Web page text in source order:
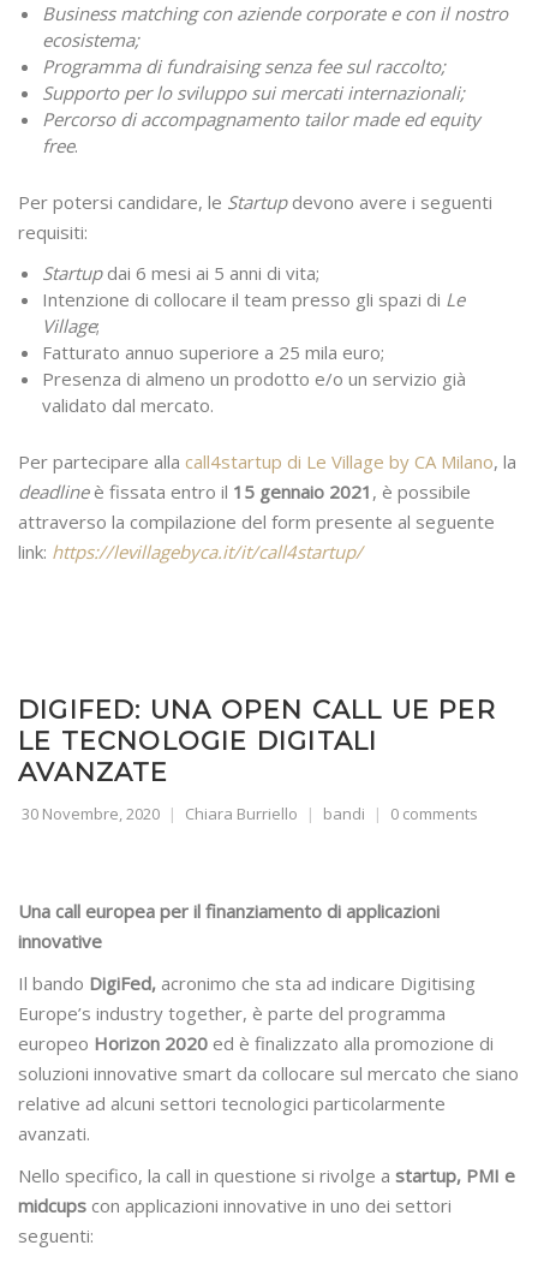
Business matching con aziende corporate e con il nostro
ecosistema;
Programma di fundraising senza fee sul raccolto;
Supporto per lo sviluppo sui mercati internazionali;
Percorso di accompagnamento tailor made ed equity
free.
Per potersi candidare, le Startupdevono avere i seguenti
requisiti:
Startupdai 6 mesi ai 5 anni di vita;
Intenzione di collocare il team presso gli spazi di Le
Village;
Fatturato annuo superiore a 25 mila euro;
Presenza di almeno un prodotto e/o un servizio già
validato dal mercato.
Per partecipare alla call4startup di Le Village by CA Milano, la
deadlineè fissata entro il 15 gennaio 2021 , è possibile
attraverso la compilazione del form presente al seguente
link: https://levillagebyca.it/it/call4startup/
DIGIFED: UNA OPEN CALL UE PER
LE TECNOLOGIE DIGITALI
AVANZATE
30 Novembre, 2020 Chiara Burriello bandi 0 comments
Una call europea per il finanziamento di applicazioni
innovative
Il bando DigiFed, acronimo che sta ad indicare Digitising
Europe’s industry together, è parte del programma
europeo Horizon 2020 ed è finalizzato alla promozione di
soluzioni innovative smart da collocare sul mercato che siano
relative ad alcuni settori tecnologici particolarmente
avanzati.
Nello specifico, la call in questione si rivolge a startup, PMI e
midcups con applicazioni innovative in uno dei settori
seguenti: